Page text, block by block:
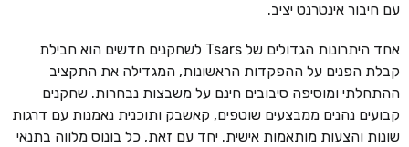
עם חיבור אינטרנט יציב.
אחד היתרונות הגדולים של Tsars לשחקנים חדשים הוא חבילת
קבלת הפנים על ההפקדות הראשונות, המגדילה את התקציב
ההתחלתי ומוסיפה סיבובים חינם על משבצות נבחרות. שחקנים
קבועים נהנים ממבצעים שוטפים, קאשבק ותוכנית נאמנות עם דרגות
שונות והצעות מותאמות אישית. יחד עם זאת, כל בונוס מלווה בתנאי